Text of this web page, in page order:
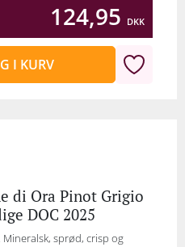
124,95 DKK
I KURV
di Ora Pinot Grigio
DOC 2025
Mineralsk, sprød, crisp og